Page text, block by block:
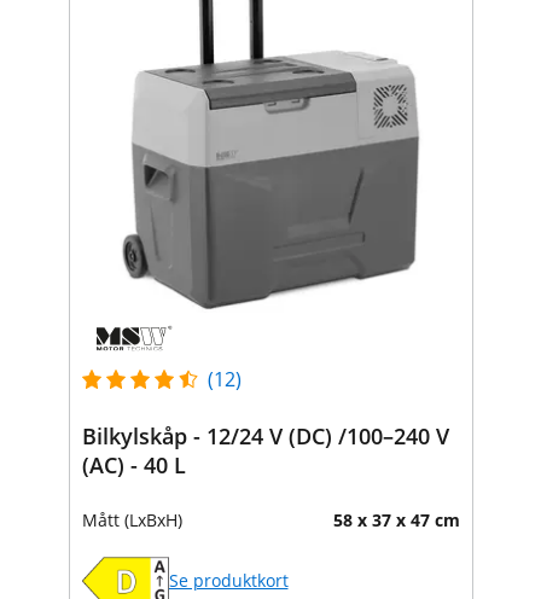
(12)
Bilkylskåp - 12/24 V (DC) /100–240 V
(AC) - 40 L
Mått (LxBxH) 58 x 37 x 47 cm
Se produktkort